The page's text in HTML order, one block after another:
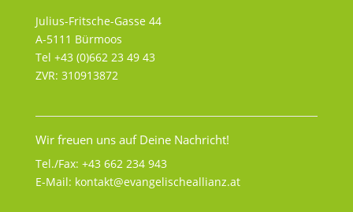
Julius-Fritsche-Gasse 44
A-5111 Bürmoos
Tel +43 (0)662 23 49 43
ZVR: 310913872
Wir freuen uns auf Deine Nachricht!
Tel./Fax: +43 662 234 943
E-Mail: kontakt@evangelischeallianz.at